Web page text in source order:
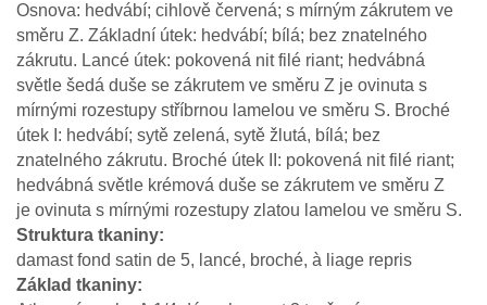
Osnova: hedvábí; cihlově červená; s mírným zákrutem ve
směru Z. Základní útek: hedvábí; bílá; bez znatelného
zákrutu. Lancé útek: pokovená nit filé riant; hedvábná
světle šedá duše se zákrutem ve směru Z je ovinuta s
mírnými rozestupy stříbrnou lamelou ve směru S. Broché
útek I: hedvábí; sytě zelená, sytě žlutá, bílá; bez
znatelného zákrutu. Broché útek II: pokovená nit filé riant;
hedvábná světle krémová duše se zákrutem ve směru Z
je ovinuta s mírnými rozestupy zlatou lamelou ve směru S.
Struktura tkaniny
damast fond satin de 5, lancé, broché, à liage repris
Základ tkaniny